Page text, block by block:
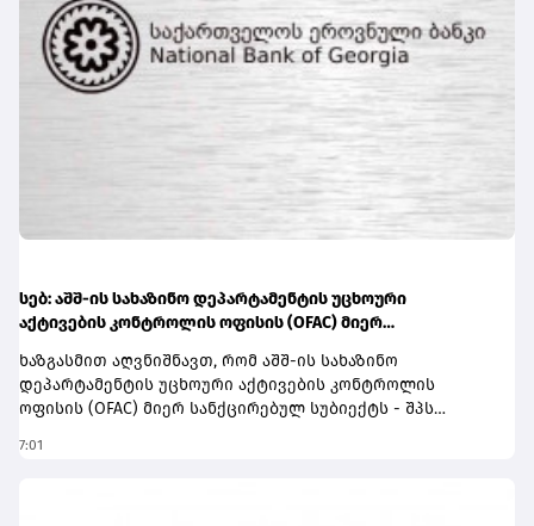
სებ: აშშ-ის სახაზინო დეპარტამენტის უცხოური
აქტივების კონტროლის ოფისის (OFAC) მიერ
ეროვნული ბანკის რეგულირებულ სუბიექტს
ხაზგასმით აღვნიშნავთ, რომ აშშ-ის სახაზინო
დეპარტამენტის უცხოური აქტივების კონტროლის
ოფისის (OFAC) მიერ სანქცირებულ სუბიექტს - შპს
მომსახურების პროვაიდერად რეგისტრაციის თაობაზე
7:01